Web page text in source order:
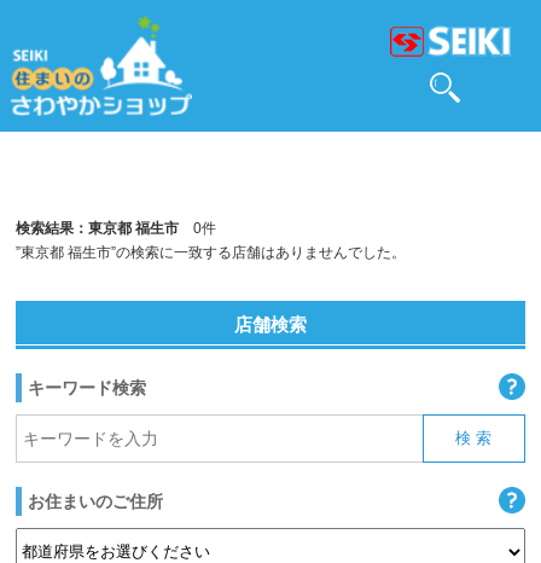
検索結果：東京都 福生市 0件
”東京都 福生市”の検索に一致する店舗はありませんでした。
店舗検索
キーワード検索
お住まいのご住所